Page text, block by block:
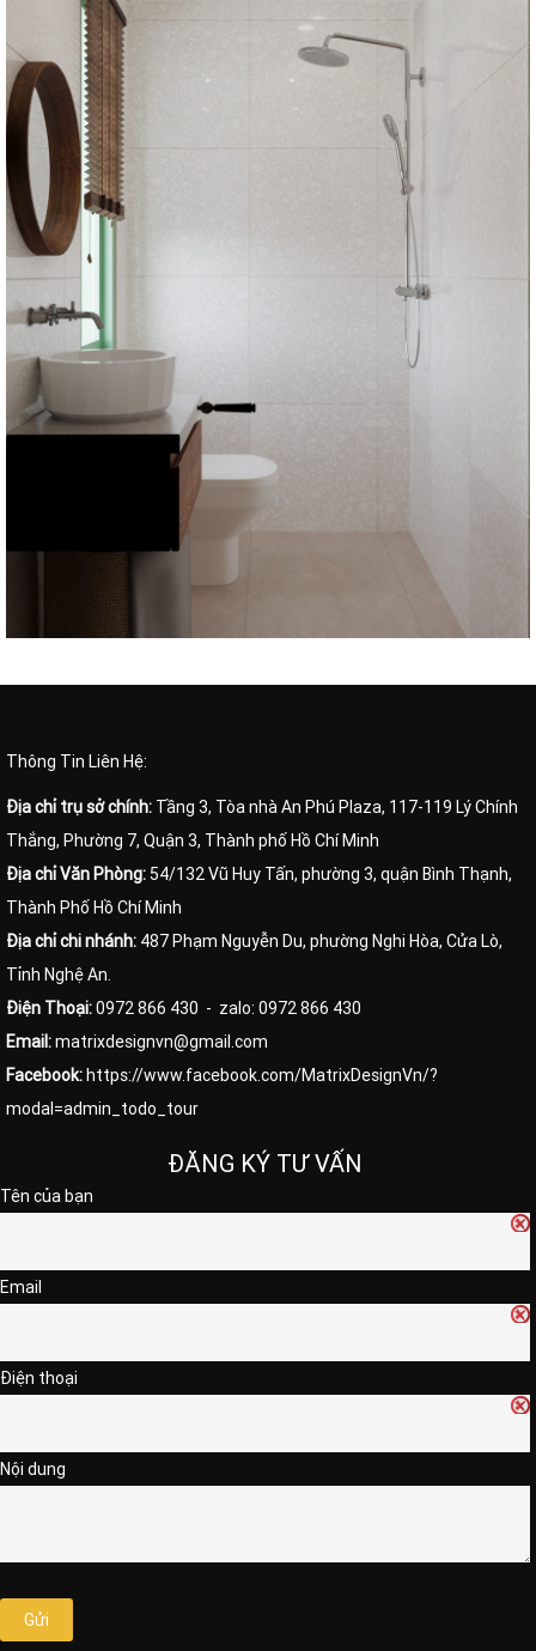
Thông Tin Liên Hệ:
Địa chỉ trụ sở chính: Tầng 3, Tòa nhà An Phú Plaza, 117-119 Lý Chính
Thắng, Phường 7, Quận 3, Thành phố Hồ Chí Minh
Địa chỉ Văn Phòng: 54/132 Vũ Huy Tấn, phường 3, quận Bình Thạnh,
Thành Phố Hồ Chí Minh
Địa chỉ chi nhánh: 487 Phạm Nguyễn Du, phường Nghi Hòa, Cửa Lò,
Tỉnh Nghệ An.
Điện Thoại:0972 866 430 - zalo: 0972 866 430
Email:matrixdesignvn@gmail.com
Facebook: https://www.facebook.com/MatrixDesignVn/?
modal=admin_todo_tour
ĐĂNG KÝ TƯ VẤN
Tên của bạn
Email
Điện thoại
Nội dung